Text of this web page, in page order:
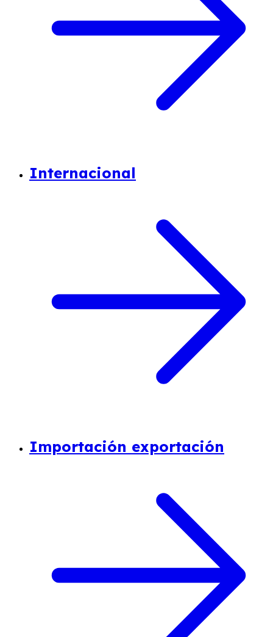
Internacional
Importación exportación